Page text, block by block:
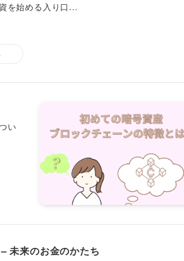
を始める入り口...
い
未来のお金のかたち